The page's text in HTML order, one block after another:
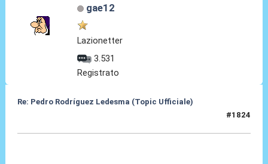
gae12
Lazionetter
3.531
Registrato
Re: Pedro Rodríguez Ledesma (Topic Ufficiale)
#1824